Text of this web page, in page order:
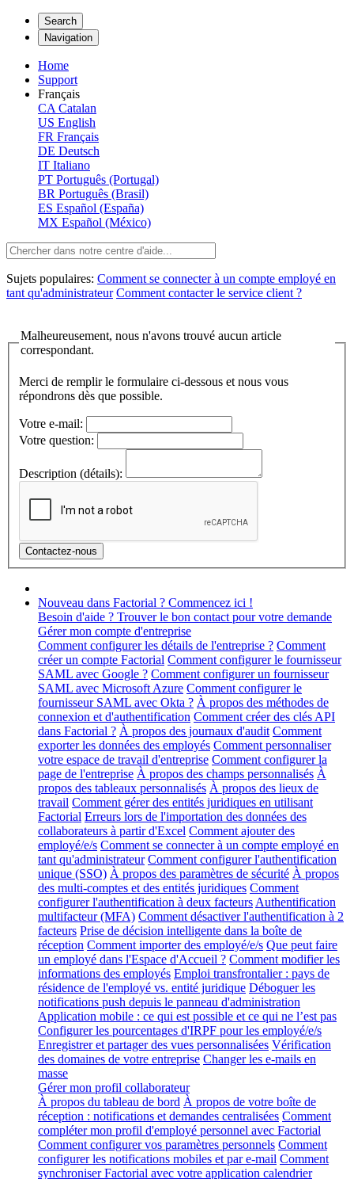
Search
Navigation
Home
Support
Français
CA Catalan
US English
FR Français
DE Deutsch
IT Italiano
PT Português (Portugal)
BR Português (Brasil)
ES Español (España)
MX Español (México)
Sujets populaires: Comment se connecter à un compte employé en
tant qu'administrateur Comment contacter le service client ?
Malheureusement, nous n'avons trouvé aucun article
correspondant.
Merci de remplir le formulaire ci-dessous et nous vous
répondrons dès que possible.
Votre e-mail:
Votre question:
Description (détails):
Nouveau dans Factorial ? Commencez ici !
Besoin d'aide ? Trouver le bon contact pour votre demande
Gérer mon compte d'entreprise
Comment configurer les détails de l'entreprise ? Comment
créer un compte Factorial Comment configurer le fournisseur
SAML avec Google ? Comment configurer un fournisseur
SAML avec Microsoft Azure Comment configurer le
fournisseur SAML avec Okta ? À propos des méthodes de
connexion et d'authentification Comment créer des clés API
dans Factorial ? À propos des journaux d'audit Comment
exporter les données des employés Comment personnaliser
votre espace de travail d'entreprise Comment configurer la
page de l'entreprise À propos des champs personnalisés À
propos des tableaux personnalisés À propos des lieux de
travail Comment gérer des entités juridiques en utilisant
Factorial Erreurs lors de l'importation des données des
collaborateurs à partir d'Excel Comment ajouter des
employé/e/s Comment se connecter à un compte employé en
tant qu'administrateur Comment configurer l'authentification
unique (SSO) À propos des paramètres de sécurité À propos
des multi-comptes et des entités juridiques Comment
configurer l'authentification à deux facteurs Authentification
multifacteur (MFA) Comment désactiver l'authentification à 2
facteurs Prise de décision intelligente dans la boîte de
réception Comment importer des employé/e/s Que peut faire
un employé dans l'Espace d'Accueil ? Comment modifier les
informations des employés Emploi transfrontalier : pays de
résidence de l'employé vs. entité juridique Déboguer les
notifications push depuis le panneau d'administration
Application mobile : ce qui est possible et ce qui ne l’est pas
Configurer les pourcentages d'IRPF pour les employé/e/s
Enregistrer et partager des vues personnalisées Vérification
des domaines de votre entreprise Changer les e-mails en
masse
Gérer mon profil collaborateur
À propos du tableau de bord À propos de votre boîte de
réception : notifications et demandes centralisées Comment
compléter mon profil d'employé personnel avec Factorial
Comment configurer vos paramètres personnels Comment
configurer les notifications mobiles et par e-mail Comment
synchroniser Factorial avec votre application calendrier